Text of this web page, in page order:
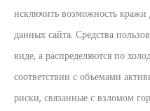
исключить возможность
данных сайта. Средства
виде, а распределяются по
соответствии с объемами
риски, связанные с взломом